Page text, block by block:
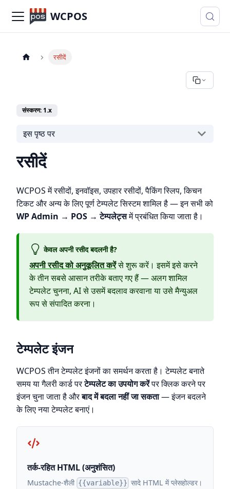
WCPOS
रसीदें
संस्करण: 1.x
इस पृष्ठ पर
रसीदें
WCPOS में रसीदों, इनवॉइस, उपहार रसीदों, पैकिंग स्लिप, किचन
टिकट और अन्य के लिए पूर्ण टेम्पलेट सिस्टम शामिल है — इन सभी को
WP Admin → POS → टेम्पलेट्समें प्रबंधित किया जाता है।
केवल अपनी रसीद बदलनी है?
अपनी रसीद को अनुकूलित करेंसे शुरू करें। इसमें इसे करने
के तीन सबसे आसान तरीके बताए गए हैं — अलग शामिल
टेम्पलेट चुनना, AI से उसमें बदलाव करवाना या उसे मैन्युअल
रूप से संपादित करना।
टेम्पलेट इंजन
WCPOS तीन टेम्पलेट इंजनों का समर्थन करता है। टेम्पलेट बनाते
समय या गैलरी कार्ड परटेम्पलेट का उपयोग करेंपर क्लिक करने पर
इंजन चुना जाता है औरबाद में बदला नहीं जा सकता— इंजन बदलने
के लिए नया टेम्पलेट बनाएं।
तर्क-रहित HTML (अनुशंसित)
Mustache-शैली {{variable}} सादे HTML में प्लेसहोल्डर।